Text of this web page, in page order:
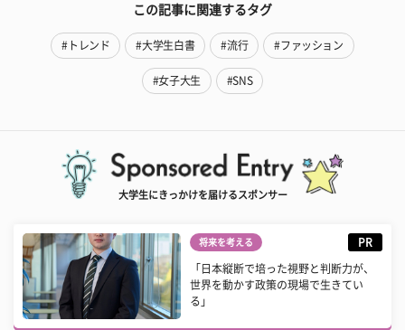
この記事に関連するタグ
#トレンド #大学生白書 #流行 #ファッション
#女子大生 #SNS
大学生にきっかけを届けるスポンサー
将来を考える PR
「日本縦断で培った視野と判断力が、
世界を動かす政策の現場で生きてい
る」